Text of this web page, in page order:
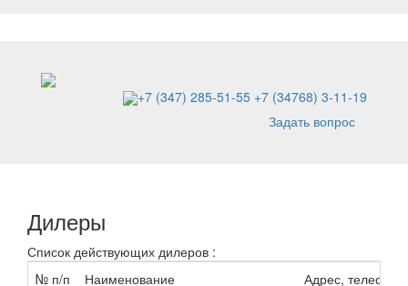
+7 (347) 285-51-55 +7 (34768) 3-11-19
Задать вопрос
Дилеры
Список действующих дилеров :
№ п/п
Наименование
Адрес, телефон